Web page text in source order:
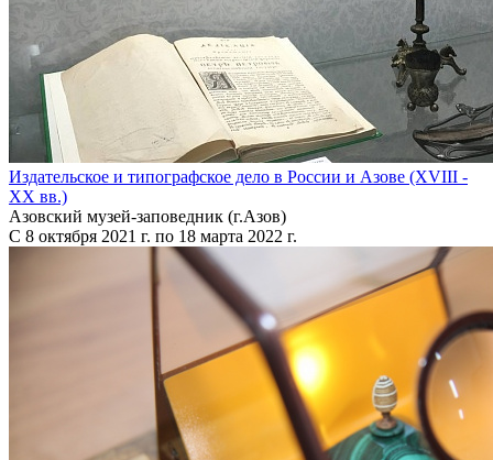
Издательское и типографское дело в России и Азове (XVIII -
XX вв.)
Азовский музей-заповедник (г.Азов)
С 8 октября 2021 г. по 18 марта 2022 г.